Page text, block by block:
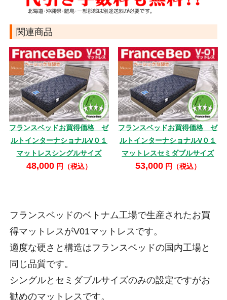
関連商品
フランスベッドお買得価格 ゼ
ルトインターナショナルV０１
マットレスシングルサイズ
48,000円（税込）
フランスベッドお買得価格 ゼ
ルトインターナショナルV０１
マットレスセミダブルサイズ
53,000円（税込）
フランスベッドのベトナム工場で生産されたお買
得マットレスがV01マットレスです。
適度な硬さと構造はフランスベッドの国内工場と
同じ品質です。
シングルとセミダブルサイズのみの設定ですがお
勧めのマットレスです。